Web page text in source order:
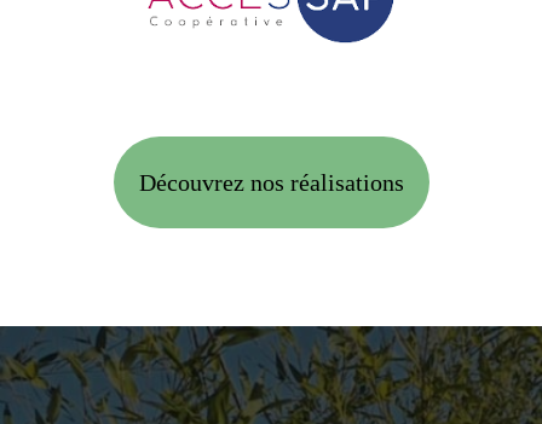
Découvrez nos réalisations